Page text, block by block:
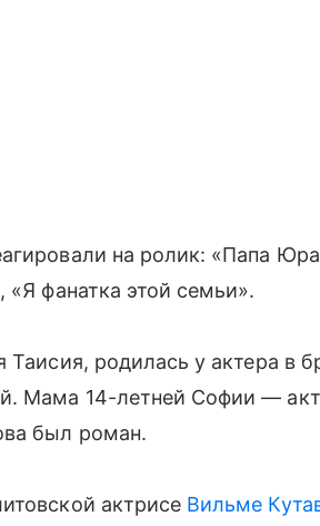
на ролик: «Папа
фанатка этой семьи».
Таисия, родилась у актера в
Мама 14-летней Софии —
был роман.
актрисе Вильме